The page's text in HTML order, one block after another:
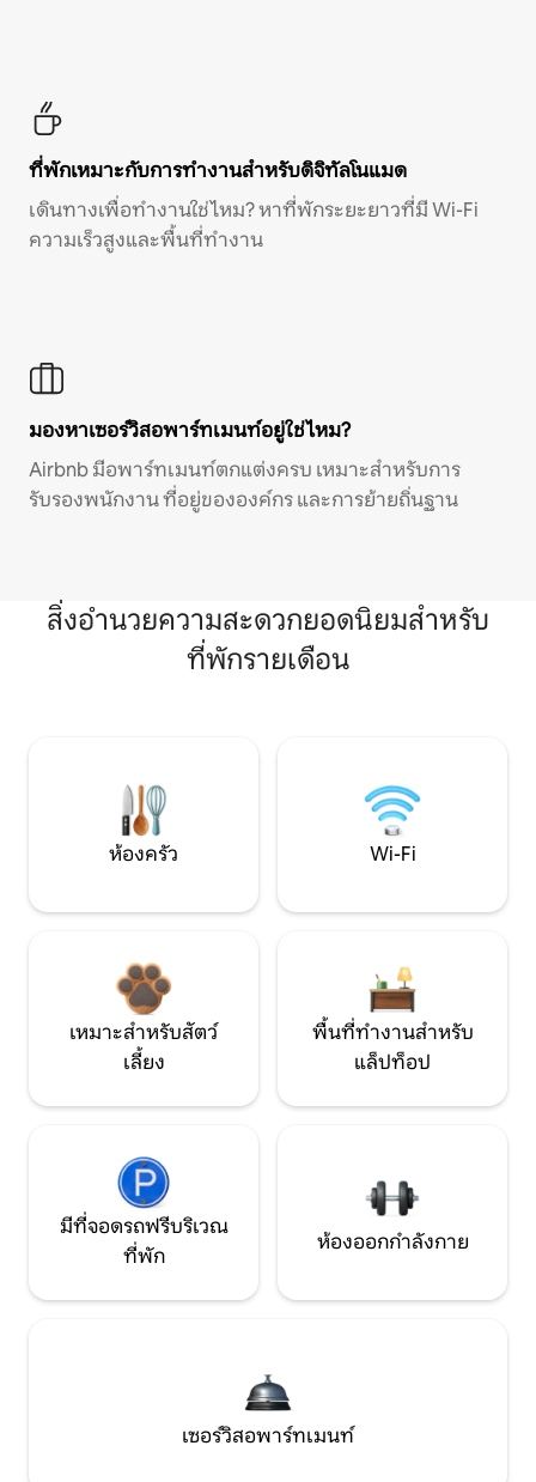
ที่พักเหมาะกับการทำงานสำหรับดิจิทัลโนแมด
เดินทางเพื่อทำงานใช่ไหม? หาที่พักระยะยาวที่มี Wi-Fi
ความเร็วสูงและพื้นที่ทำงาน
มองหาเซอร์วิสอพาร์ทเมนท์อยู่ใช่ไหม?
Airbnb มีอพาร์ทเมนท์ตกแต่งครบ เหมาะสำหรับการ
รับรองพนักงาน ที่อยู่ขององค์กร และการย้ายถิ่นฐาน
สิ่งอำนวยความสะดวกยอดนิยมสำหรับ
ที่พักรายเดือน
ห้องครัว Wi-Fi
เหมาะสำหรับสัตว์
เลี้ยง
พื้นที่ทำงานสำหรับ
แล็ปท็อป
มีที่จอดรถฟรีบริเวณ
ที่พัก
ห้องออกกำลังกาย
เซอร์วิสอพาร์ทเมนท์